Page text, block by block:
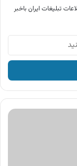
تبلیغات ایران باخبر